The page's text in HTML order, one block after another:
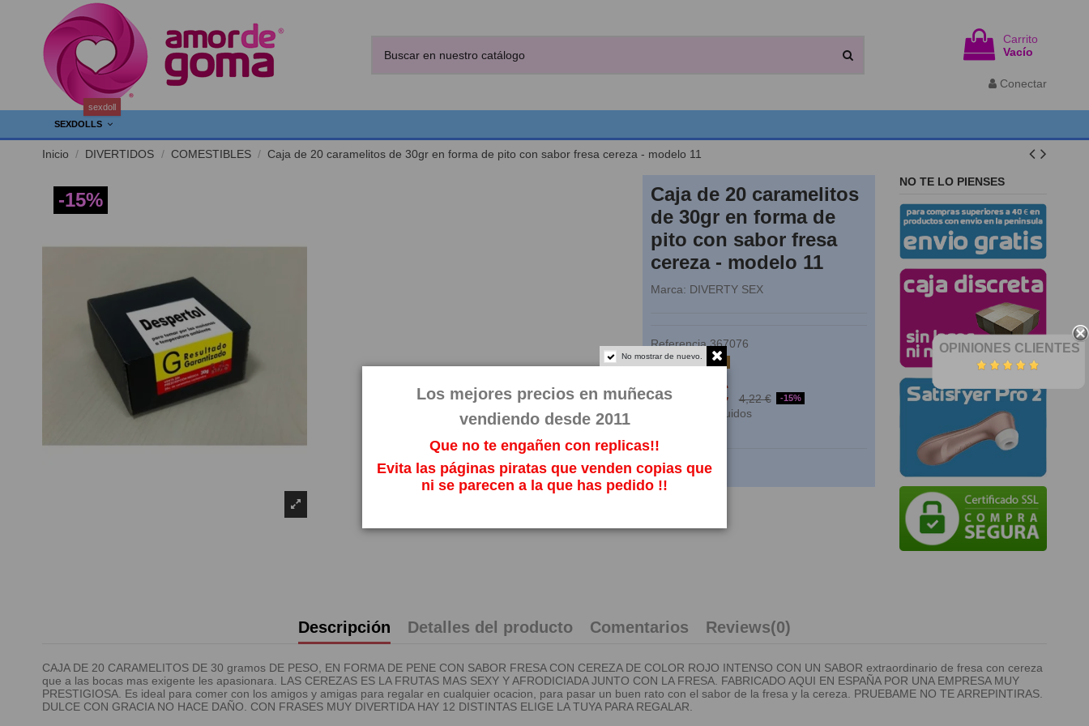
Carrito
Vacío
Conectar
SEXDOLLS
sexdoll
Inicio DIVERTIDOS COMESTIBLES Caja de 20 caramelitos de 30gr en forma de pito con sabor fresa cereza - modelo 11
-15%
Caja de 20 caramelitos
de 30gr en forma de
pito con sabor fresa
cereza - modelo 11
Marca: DIVERTY SEX
Referencia 367076
Fuera de stock
3,59 € 4,22 € -15%
Impuestos incluidos
NO TE LO PIENSES
Descripción Detalles del producto Comentarios Reviews(0)
CAJA DE 20 CARAMELITOS DE 30 gramos DE PESO, EN FORMA DE PENE CON SABOR FRESA CON CEREZA DE COLOR ROJO INTENSO CON UN SABOR extraordinario de fresa con cereza
que a las bocas mas exigente les apasionara. LAS CEREZAS ES LA FRUTAS MAS SEXY Y AFRODICIADA JUNTO CON LA FRESA. FABRICADO AQUI EN ESPAÑA POR UNA EMPRESA MUY
PRESTIGIOSA. Es ideal para comer con los amigos y amigas para regalar en cualquier ocacion, para pasar un buen rato con el sabor de la fresa y la cereza. PRUEBAME NO TE ARREPINTIRAS.
DULCE CON GRACIA NO HACE DAÑO. CON FRASES MUY DIVERTIDA HAY 12 DISTINTAS ELIGE LA TUYA PARA REGALAR.
OPINIONES CLIENTES
No mostrar de nuevo.
Los mejores precios en muñecas
vendiendo desde 2011
Que no te engañen con replicas!!
Evita las páginas piratas que venden copias que
ni se parecen a la que has pedido !!